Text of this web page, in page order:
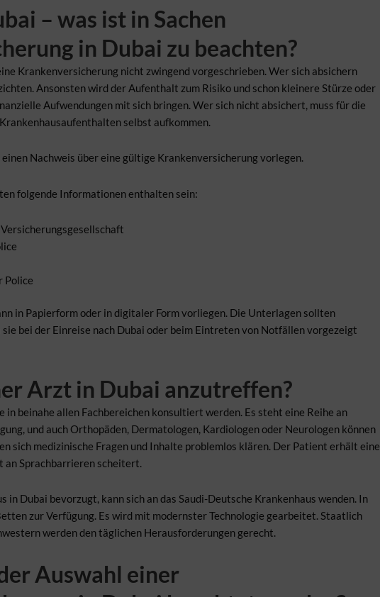
– was ist in Sachen
in Dubai zu beachten?
Krankenversicherung nicht zwingend vorgeschrieben. Wer sich absichern
Ansonsten wird der Aufenthalt zum Risiko und schon kleinere Stürze oder
Aufwendungen mit sich bringen. Wer sich nicht absichert, muss für die
selbst aufkommen.
Nachweis über eine gültige Krankenversicherung vorlegen.
folgende Informationen enthalten sein:
Police
in Papierform oder in digitaler Form vorliegen. Die Unterlagen sollten
bei der Einreise nach Dubai oder beim Eintreten von Notfällen vorgezeigt
Arzt in Dubai anzutreffen?
in beinahe allen Fachbereichen konsultiert werden. Es steht eine Reihe an
und auch Orthopäden, Dermatologen, Kardiologen oder Neurologen können
sich medizinische Fragen und Inhalte problemlos klären. Der Patient erhält eine
Sprachbarrieren scheitert.
in Dubai bevorzugt, kann sich an das Saudi-Deutsche Krankenhaus wenden. In
zur Verfügung. Es wird mit modernster Technologie gearbeitet. Staatlich
werden den täglichen Herausforderungen gerecht.
Auswahl einer